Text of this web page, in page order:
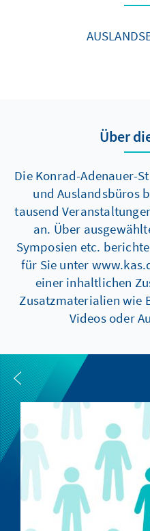
Über
Die Konrad-Adenauer-
und Auslandsbüros
tausend
an. Über
Symposien etc.
für Sie unter
einer inhaltlichen
Zusatzmaterialien wie
Videos oder